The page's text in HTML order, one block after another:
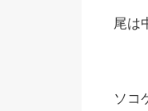
尾は
ソコ